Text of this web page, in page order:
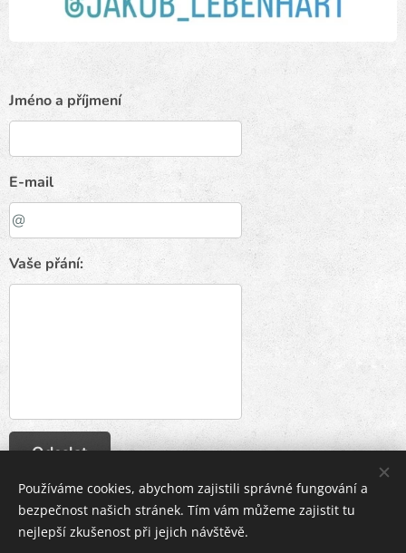
Jméno a příjmení
E-mail
Vaše přání:
Odeslat
Používáme cookies, abychom zajistili správné fungování a
bezpečnost našich stránek. Tím vám můžeme zajistit tu
nejlepší zkušenost při jejich návštěvě.